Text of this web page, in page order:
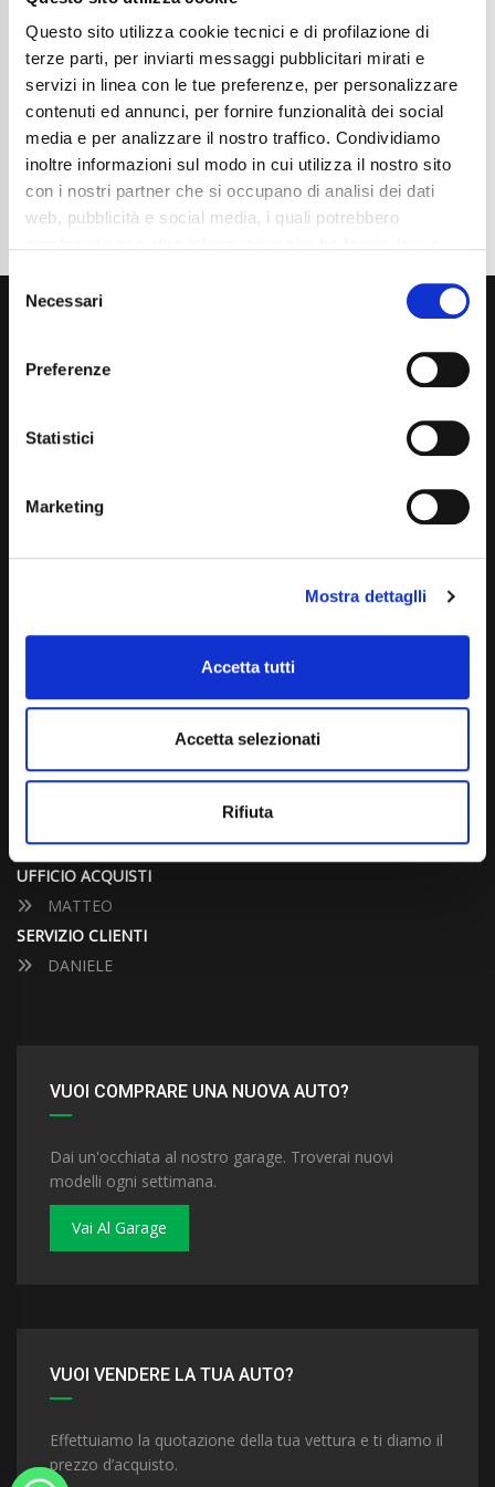
Questo sito utilizza cookie tecnici e di profilazione di
terze parti, per inviarti messaggi pubblicitari mirati e
servizi in linea con le tue preferenze, per personalizzare
contenuti ed annunci, per fornire funzionalità dei social
media e per analizzare il nostro traffico. Condividiamo
inoltre informazioni sul modo in cui utilizza il nostro sito
con i nostri partner che si occupano di analisi dei dati
web, pubblicità e social media, i quali potrebbero
mera chiusura del banner non comporta l’accettazione
tutti” o selezionando le diverse categorie di cookies
Consent
Selection
Necessari
Preferenze
Statistici
Marketing
Mostra dettaglli
Accetta tutti
Accetta selezionati
Rifiuta
Tipo Di Carburante
Elettrica/Diesel
Automatico
Normativa Euro
Euro 6d
Dettaglio
Via Giuditta Pasta 2, Como (CO) 22100
UFFICIO VENDITE
ALESSANDRO
UFFICIO ACQUISTI
MATTEO
SERVIZIO CLIENTI
DANIELE
VUOI COMPRARE UNA NUOVA AUTO?
Dai un'occhiata al nostro garage. Troverai nuovi
modelli ogni settimana.
Vai Al Garage
VUOI VENDERE LA TUA AUTO?
Effettuiamo la quotazione della tua vettura e ti diamo il
prezzo d’acquisto.